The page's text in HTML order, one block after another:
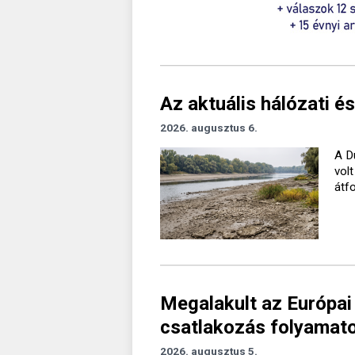
Az aktuális hálózati
2026. augusztus 6.
A
Megalakult az
csatlakozás
2026. augusztus 5.